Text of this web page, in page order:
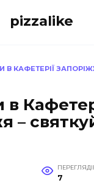
pizzalike
В КАФЕТЕРІЇ
в
–
7